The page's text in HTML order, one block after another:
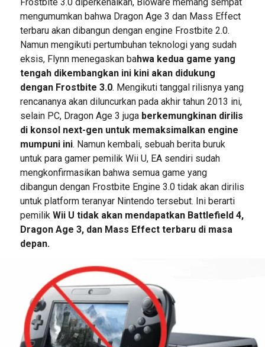
mengumumkan bahwa Dragon Age 3 dan Mass Effect
terbaru akan dibangun dengan engine Frostbite 2.0.
Namun mengikuti pertumbuhan teknologi yang sudah
eksis, Flynn menegaskan bahwa kedua game yang
tengah dikembangkan ini kini akan didukung
dengan Frostbite 3.0. Mengikuti tanggal rilisnya yang
rencananya akan diluncurkan pada akhir tahun 2013 ini,
selain PC, Dragon Age 3 juga berkemungkinan dirilis
di konsol next-gen untuk memaksimalkan engine
mumpuni ini. Namun kembali, sebuah berita buruk
untuk para gamer pemilik Wii U, EA sendiri sudah
mengkonfirmasikan bahwa semua game yang
dibangun dengan Frostbite Engine 3.0 tidak akan dirilis
untuk platform teranyar Nintendo tersebut. Ini berarti
pemilik Wii U tidak akan mendapatkan Battlefield 4,
Dragon Age 3, dan Mass Effect terbaru di masa
depan.